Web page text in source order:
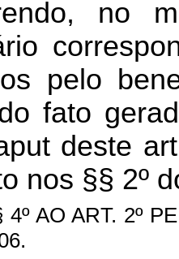
no
pelo
fato
deste
nos §§ 2º
AO ART. 2º